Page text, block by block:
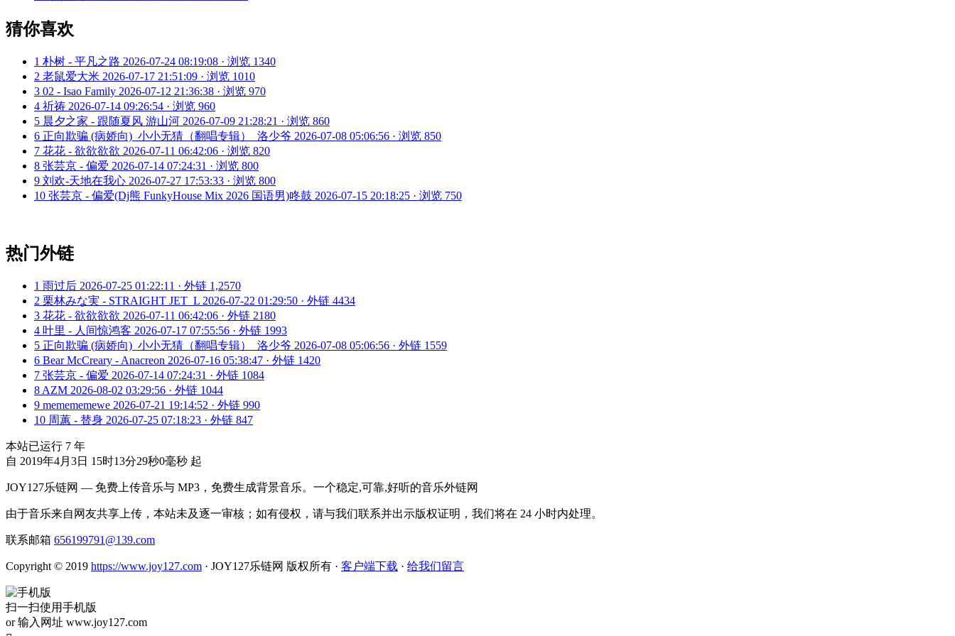
猜你喜欢
1 朴树 - 平凡之路 2026-07-24 08:19:08 · 浏览 1340
2 老鼠爱大米 2026-07-17 21:51:09 · 浏览 1010
3 02 - Isao Family 2026-07-12 21:36:38 · 浏览 970
4 祈祷 2026-07-14 09:26:54 · 浏览 960
5 晨夕之家 - 跟随夏风 游山河 2026-07-09 21:28:21 · 浏览 860
6 正向欺骗 (病娇向)_小小无猜（翻唱专辑）_洛少爷 2026-07-08 05:06:56 · 浏览 850
7 花花 - 欲欲欲欲 2026-07-11 06:42:06 · 浏览 820
8 张芸京 - 偏爱 2026-07-14 07:24:31 · 浏览 800
9 刘欢-天地在我心 2026-07-27 17:53:33 · 浏览 800
10 张芸京 - 偏爱(Dj熊 FunkyHouse Mix 2026 国语男)咚鼓 2026-07-15 20:18:25 · 浏览 750
热门外链
1 雨过后 2026-07-25 01:22:11 · 外链 1,2570
2 栗林みな実 - STRAIGHT JET_L 2026-07-22 01:29:50 · 外链 4434
3 花花 - 欲欲欲欲 2026-07-11 06:42:06 · 外链 2180
4 叶里 - 人间惊鸿客 2026-07-17 07:55:56 · 外链 1993
5 正向欺骗 (病娇向)_小小无猜（翻唱专辑）_洛少爷 2026-07-08 05:06:56 · 外链 1559
6 Bear McCreary - Anacreon 2026-07-16 05:38:47 · 外链 1420
7 张芸京 - 偏爱 2026-07-14 07:24:31 · 外链 1084
8 AZM 2026-08-02 03:29:56 · 外链 1044
9 memememewe 2026-07-21 19:14:52 · 外链 990
10 周蕙 - 替身 2026-07-25 07:18:23 · 外链 847
本站已运行 7 年
自 2019年4月3日 15时13分29秒0毫秒 起
JOY127乐链网 — 免费上传音乐与 MP3，免费生成背景音乐。一个稳定,可靠,好听的音乐外链网
由于音乐来自网友共享上传，本站未及逐一审核；如有侵权，请与我们联系并出示版权证明，我们将在 24 小时内处理。
联系邮箱 656199791@139.com
Copyright © 2019 https://www.joy127.com · JOY127乐链网 版权所有 · 客户端下载 · 给我们留言
扫一扫使用手机版
or 输入网址 www.joy127.com